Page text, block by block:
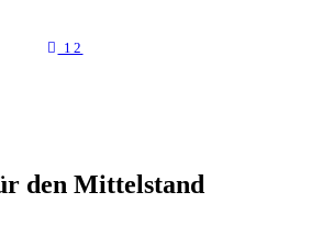
12
den Mittelstand